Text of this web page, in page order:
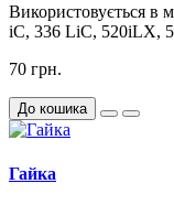
Використовується в
iC, 336 LiC, 520iLX,
70 грн.
До кошика
Гайка